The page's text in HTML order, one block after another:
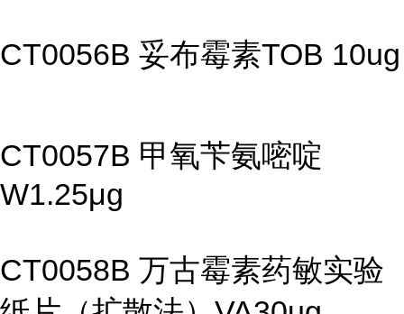
CT0056B 妥布霉素TOB 10ug
CT0057B 甲氧苄氨嘧啶
W1.25μg
CT0058B 万古霉素药敏实验